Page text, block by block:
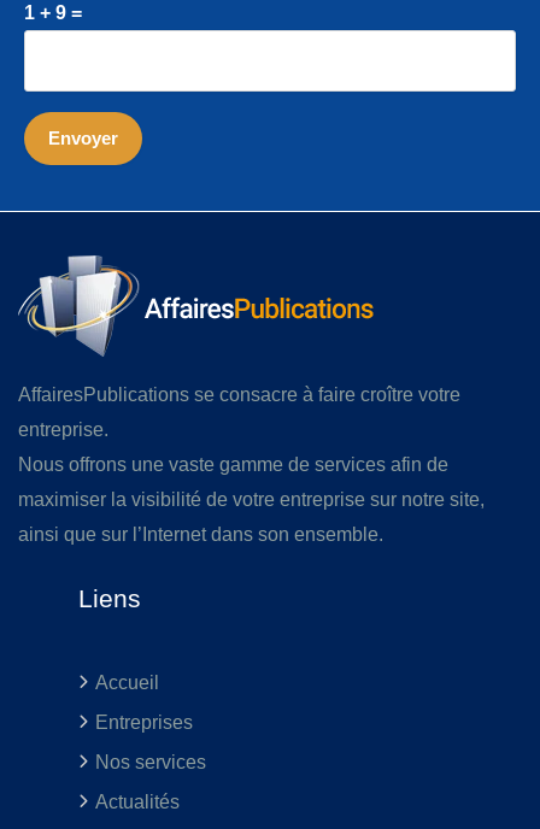
1 + 9 =
AffairesPublications se consacre à faire croître votre
entreprise.
Nous offrons une vaste gamme de services afin de
maximiser la visibilité de votre entreprise sur notre site,
ainsi que sur l’Internet dans son ensemble.
Liens
Accueil
Entreprises
Nos services
Actualités